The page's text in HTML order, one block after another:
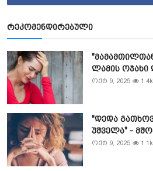
რეკომენდირებული
ლამის ოჯახი
ოქტ 9, 2025 1.4k
"დედა
უშველა" -
ოქტ 9, 2025 1.1k